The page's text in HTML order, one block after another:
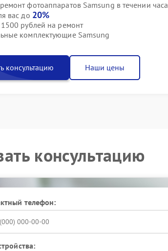
фотоаппаратов Samsung в течении часа
вас до 20%
рублей на ремонт
комплектующие Samsung
консультацию Наши цены
консультацию
телефон: